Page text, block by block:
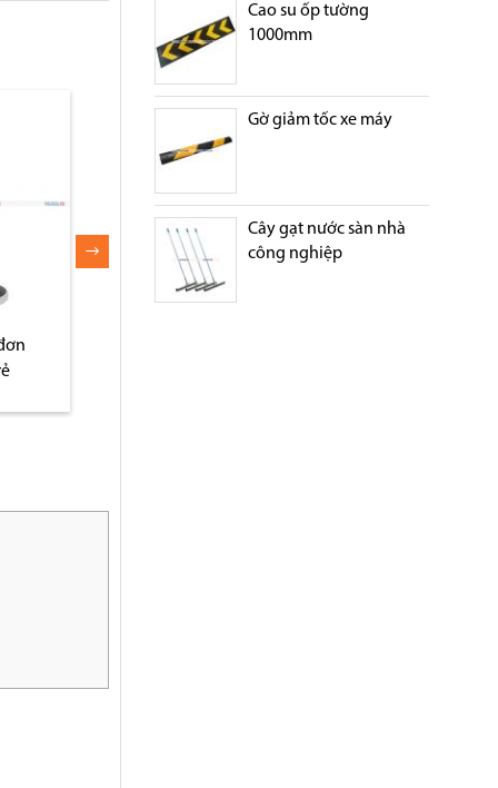
Máy hút bụi lau nhà
Máy hút bụi giá rẻ
Cao su ốp tường
1000mm
Gờ giảm tốc xe máy
Cây gạt nước sàn nhà
công nghiệp